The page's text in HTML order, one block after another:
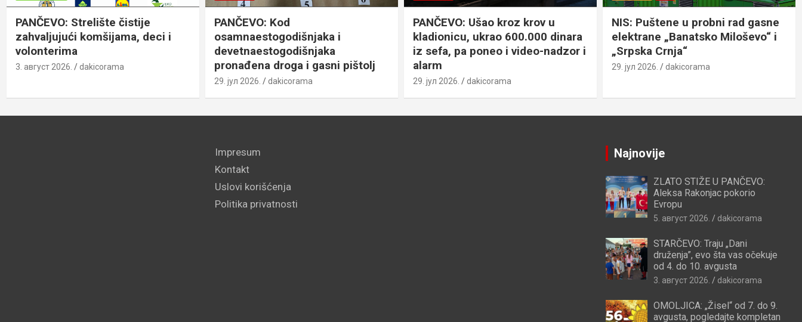
PANČEVO: Strelište čistije
zahvaljujući komšijama, deci i
volonterima
3. август 2026. dakicorama
PANČEVO: Kod
osamnaestogodišnjaka i
devetnaestogodišnjaka
pronađena droga i gasni pištolj
29. јул 2026. dakicorama
PANČEVO: Ušao kroz krov u
kladionicu, ukrao 600.000 dinara
iz sefa, pa poneo i video-nadzor i
alarm
29. јул 2026. dakicorama
NIS: Puštene u probni rad gasne
elektrane „Banatsko Miloševo“ i
„Srpska Crnja“
29. јул 2026. dakicorama
Impresum
Kontakt
Uslovi korišćenja
Politika privatnosti
Najnovije
ZLATO STIŽE U PANČEVO:
Aleksa Rakonjac pokorio
Evropu
5. август 2026. dakicorama
STARČEVO: Traju „Dani
druženja”, evo šta vas očekuje
od 4. do 10. avgusta
3. август 2026. dakicorama
OMOLJICA: „Žisel“ od 7. do 9.
avgusta, pogledajte kompletan